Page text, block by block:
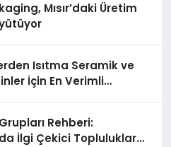
Mısır’daki Üretim
Isıtma Seramik ve
İçin En Verimli
Rehberi:
İlgi Çekici Topluluklar